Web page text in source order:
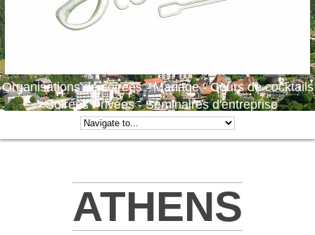
Organisations de soirées - Mariage - Cours de cocktails
- Soirées Privées - Séminaires d'entreprise
ATHENS